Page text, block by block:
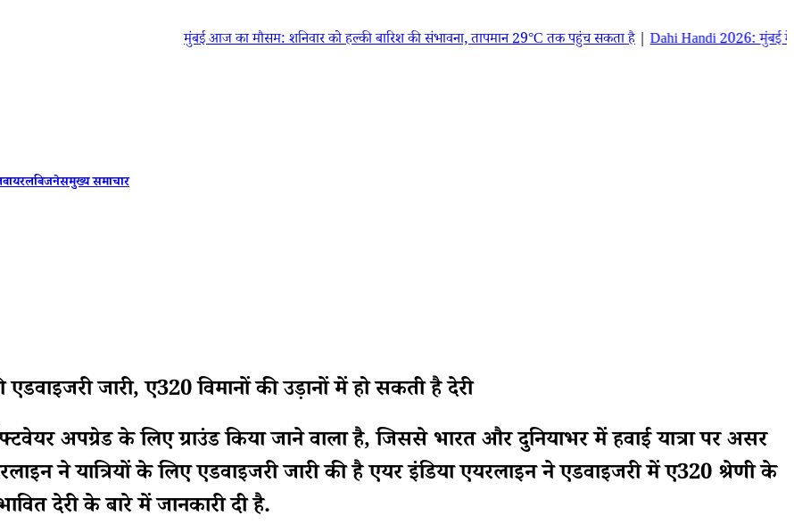
मुंबई आज का मौसम: शनिवार को हल्की बारिश की संभावना, तापमान 29°C तक पहुंच सकता है|Dahi Handi 2026: मुंबई में इस साल
वायरलबिजनेसमुख्य समाचार
जारी, ए320 विमानों की उड़ानों में हो सकती है देरी
अपग्रेड के लिए ग्राउंड किया जाने वाला है, जिससे भारत और दुनियाभर में हवाई यात्रा पर असर
ने यात्रियों के लिए एडवाइजरी जारी की है एयर इंडिया एयरलाइन ने एडवाइजरी में ए320 श्रेणी के
देरी के बारे में जानकारी दी है.